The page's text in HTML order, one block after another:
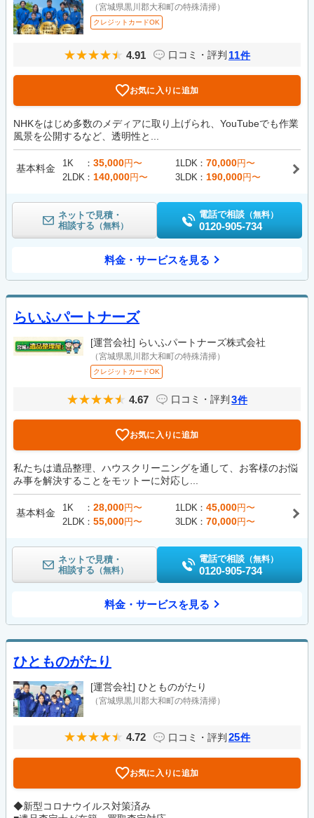
（宮城県黒川郡大和町の特殊清掃）
クレジットカードOK
4.91 口コミ・評判 11件
お気に入りに追加
NHKをはじめ多数のメディアに取り上げられ、YouTubeでも作業
風景を公開するなど、透明性と...
基本料金 1K 35,000円〜 1LDK 70,000円〜
2LDK
140,000円〜 3LDK 190,000円〜
ネットで見積・
相談する （無料）
電話で相談 （無料）
0120-905-734
料金・サービスを見る
らいふパートナーズ
[運営会社] らいふパートナーズ株式会社
（宮城県黒川郡大和町の特殊清掃）
クレジットカードOK
4.67 口コミ・評判 3件
お気に入りに追加
私たちは遺品整理、ハウスクリーニングを通して、お客様のお悩
み事を解決することをモットーに対応し...
基本料金 1K 28,000円〜 1LDK 45,000円〜
2LDK
55,000円〜 3LDK 70,000円〜
ネットで見積・
相談する （無料）
電話で相談 （無料）
0120-905-734
料金・サービスを見る
ひとものがたり
[運営会社] ひとものがたり
（宮城県黒川郡大和町の特殊清掃）
4.72 口コミ・評判 25件
お気に入りに追加
◆新型コロナウイルス対策済み